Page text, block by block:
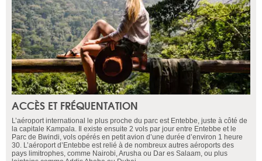
ACCÈS ET FRÉQUENTATION
L’aéroport international le plus proche du parc est Entebbe, juste à côté de
la capitale Kampala. Il existe ensuite 2 vols par jour entre Entebbe et le
Parc de Bwindi, vols opérés en petit avion d’une durée d’environ 1 heure
30. L’aéroport d’Entebbe est relié à de nombreux autres aéroports des
pays limitrophes, comme Nairobi, Arusha ou Dar es Salaam, ou plus